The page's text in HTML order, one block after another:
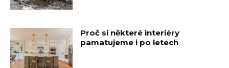
Proč si některé interiéry
pamatujeme i po letech